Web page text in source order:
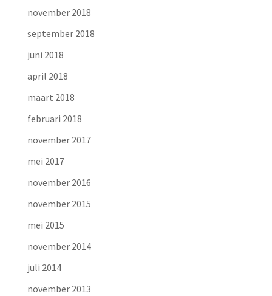
november 2018
september 2018
juni 2018
april 2018
maart 2018
februari 2018
november 2017
mei 2017
november 2016
november 2015
mei 2015
november 2014
juli 2014
november 2013